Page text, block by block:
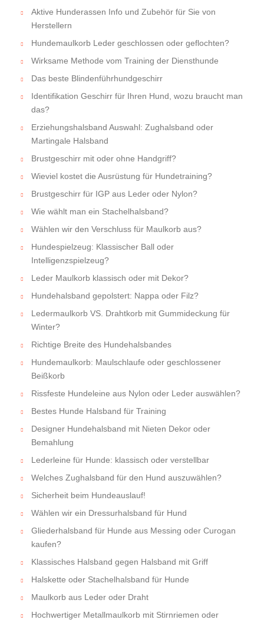
Aktive Hunderassen Info und Zubehör für Sie von
Herstellern
Hundemaulkorb Leder geschlossen oder geflochten?
Wirksame Methode vom Training der Diensthunde
Das beste Blindenführhundgeschirr
Identifikation Geschirr für Ihren Hund, wozu braucht man
das?
Erziehungshalsband Auswahl: Zughalsband oder
Martingale Halsband
Brustgeschirr mit oder ohne Handgriff?
Wieviel kostet die Ausrüstung für Hundetraining?
Brustgeschirr für IGP aus Leder oder Nylon?
Wie wählt man ein Stachelhalsband?
Wählen wir den Verschluss für Maulkorb aus?
Hundespielzeug: Klassischer Ball oder
Intelligenzspielzeug?
Leder Maulkorb klassisch oder mit Dekor?
Hundehalsband gepolstert: Nappa oder Filz?
Ledermaulkorb VS. Drahtkorb mit Gummideckung für
Winter?
Richtige Breite des Hundehalsbandes
Hundemaulkorb: Maulschlaufe oder geschlossener
Beißkorb
Rissfeste Hundeleine aus Nylon oder Leder auswählen?
Bestes Hunde Halsband für Training
Designer Hundehalsband mit Nieten Dekor oder
Bemahlung
Lederleine für Hunde: klassisch oder verstellbar
Welches Zughalsband für den Hund auszuwählen?
Sicherheit beim Hundeauslauf!
Wählen wir ein Dressurhalsband für Hund
Gliederhalsband für Hunde aus Messing oder Curogan
kaufen?
Klassisches Halsband gegen Halsband mit Griff
Halskette oder Stachelhalsband für Hunde
Maulkorb aus Leder oder Draht
Hochwertiger Metallmaulkorb mit Stirnriemen oder